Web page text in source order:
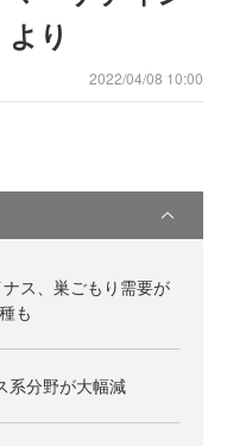
り
2022/04/08 10:00
ス、巣ごもり需要が
も
系分野が大幅減